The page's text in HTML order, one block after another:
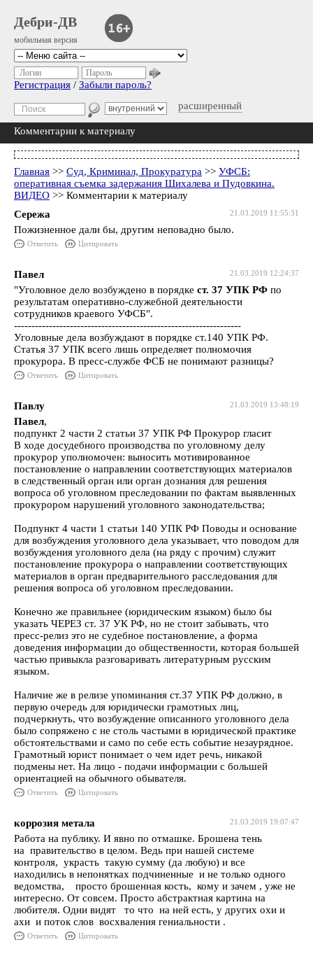
Дебри-ДВ
мобильная версия
расширенный
Логин Пароль
Регистрация / Забыли пароль?
Комментарии к материалу
Главная >> Суд, Криминал, Прокуратура >> УФСБ:
оперативная съемка задержания Шихалева и Пудовкина.
ВИДЕО >> Комментарии к материалу
21.03.2019 11:55:31
Сережа
Пожизненное дали бы, другим неповадно было.
Ответить Цитировать
21.03.2019 12:24:37
Павел
"Уголовное дело возбуждено в порядке ст. 37 УПК РФ по
результатам оперативно-служебной деятельности
сотрудников краевого УФСБ".
-----------------------------------------------------------------
Уголовные дела возбуждают в порядке ст.140 УПК РФ.
Статья 37 УПК всего лишь определяет полномочия
прокурора. В пресс-службе ФСБ не понимают разницы?
Ответить Цитировать
21.03.2019 13:48:19
Павлу
Павел,
подпункт 2 части 2 статьи 37 УПК РФ Прокурор гласит
В ходе досудебного производства по уголовному делу
прокурор уполномочен: выносить мотивированное
постановление о направлении соответствующих материалов
в следственный орган или орган дознания для решения
вопроса об уголовном преследовании по фактам выявленных
прокурором нарушений уголовного законодательства;
Подпункт 4 части 1 статьи 140 УПК РФ Поводы и основание
для возбуждения уголовного дела указывает, что поводом для
возбуждения уголовного дела (на ряду с прочим) служит
постановление прокурора о направлении соответствующих
материалов в орган предварительного расследования для
решения вопроса об уголовном преследовании.
Конечно же правильнее (юридическим языком) было бы
указать ЧЕРЕЗ ст. 37 УК РФ, но не стоит забывать, что
пресс-релиз это не судебное постановление, а форма
доведения информации до общественности, которая большей
частью привыкла разговаривать литературным русским
языком.
Наличие же в релизе упоминания ст.37 УПК РФ должно, в
первую очередь для юридически грамотных лиц,
подчеркнуть, что возбуждение описанного уголовного дела
было сопряжено с не столь частыми в юридической практике
обстоятельствами и само по себе есть событие незаурядное.
Грамотный юрист понимает о чем идет речь, никакой
подмены нет. На лицо - подачи информации с большей
ориентацией на обычного обывателя.
Ответить Цитировать
21.03.2019 19:07:47
коррозия метала
Работа на публику. И явно по отмашке. Брошена тень
на правительство в целом. Ведь при нашей системе
контроля, украсть такую сумму (да любую) и все
находились в непонятках подчиненные и не только одного
ведомства, просто брошенная кость, кому и зачем , уже не
интересно. От совсем. Просто абстрактная картина на
любителя. Одни видят то что на ней есть, у других охи и
ахи и поток слов восхваления гениальности .
Ответить Цитировать